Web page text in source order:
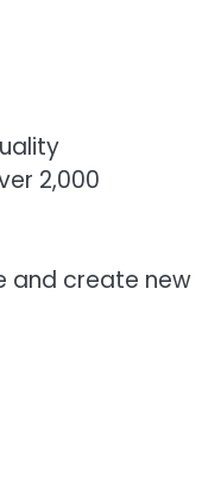
2,000
and create new